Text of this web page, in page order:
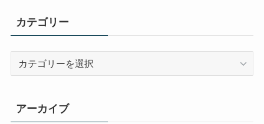
カテゴリー
ー
アーカイブ